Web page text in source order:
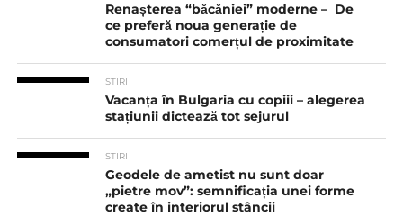
Renașterea “băcăniei” moderne – De
ce preferă noua generație de
consumatori comerțul de proximitate
STIRI
Vacanța în Bulgaria cu copiii – alegerea
stațiunii dictează tot sejurul
STIRI
Geodele de ametist nu sunt doar
„pietre mov”: semnificația unei forme
create în interiorul stâncii